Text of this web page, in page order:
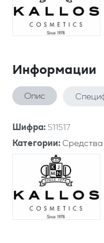
Информации
Опис
Шифра:511517
Категории: